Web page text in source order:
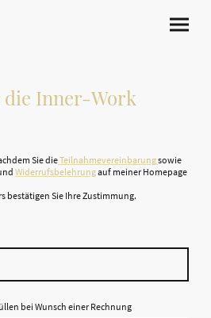
Inner-Work
Sie dieTeilnahmevereinbarungsowie
Widerrufsbelehrungauf meiner Homepage
bestätigen Sie Ihre Zustimmung.
bei Wunsch einer Rechnung